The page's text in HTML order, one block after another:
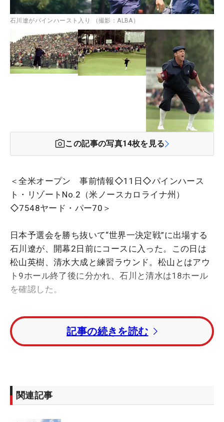
石川遼がパインハースト入り （撮影：ALBA）
この記事の写真14枚を見る
＜全米オープン 事前情報◇11日◇パインハース
ト・リゾートNo.2（米ノースカロライナ州）
◇7548ヤード・パー70＞
日本予選会を勝ち抜いて“世界一決定戦”に出場する
石川遼が、開幕2日前にコースに入った。この日は
松山英樹、清水大成と練習ラウンド。松山とはアウ
ト9ホール終了後に分かれ、石川と清水は18ホール
を確認した。
先週の日本ツアー「BMW日本ゴルフツアー選手権
森ビルカップ」では最終日に「63」をたたき出し、
岩田寛とのプレーオフにもつれ込んだ。惜敗の2位
をキャディに起用したが、この本戦では弟でありプ
ロゴルファーの航（わたる）にバッグを預け、きょ
記事の続きを読む
関連記事